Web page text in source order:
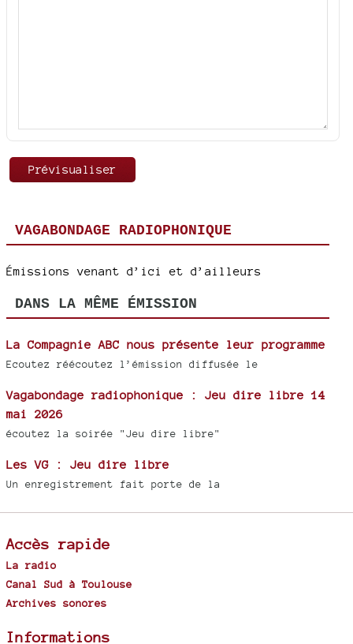
VAGABONDAGE RADIOPHONIQUE
Émissions venant d’ici et d’ailleurs
DANS LA MÊME ÉMISSION
La Compagnie ABC nous présente leur programme
Ecoutez réécoutez l’émission diffusée le
Vagabondage radiophonique : Jeu dire libre 14
mai 2026
écoutez la soirée "Jeu dire libre"
Les VG : Jeu dire libre
Un enregistrement fait porte de la
Accès rapide
La radio
Canal Sud à Toulouse
Archives sonores
Informations